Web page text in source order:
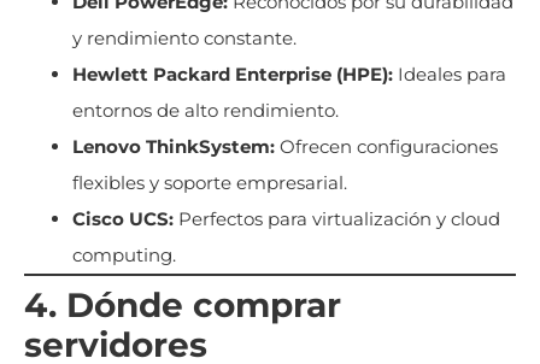
y rendimiento constante.
Hewlett Packard Enterprise (HPE): Ideales para
entornos de alto rendimiento.
Lenovo ThinkSystem: Ofrecen configuraciones
flexibles y soporte empresarial.
Cisco UCS: Perfectos para virtualización y cloud
computing.
4. Dónde comprar
servidores